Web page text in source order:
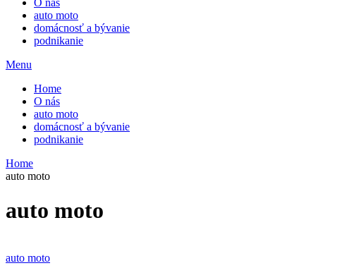
auto moto
domácnosť a bývanie
podnikanie
Menu
Home
O nás
auto moto
domácnosť a bývanie
podnikanie
Home
auto moto
auto moto
auto moto